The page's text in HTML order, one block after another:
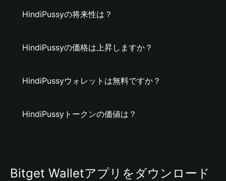
HindiPussyの将来性は？
HindiPussyの価格は上昇しますか？
HindiPussyウォレットは無料ですか？
HindiPussyトークンの価値は？
Bitget Walletアプリをダウンロード